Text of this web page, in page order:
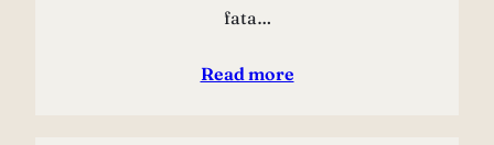
fata…
Read more